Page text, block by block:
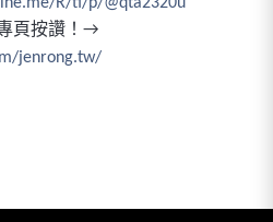
頁按讚！→
jenrong.tw/